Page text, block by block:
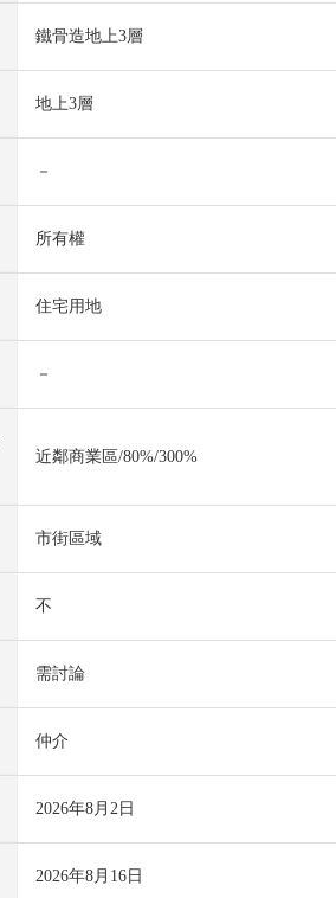
鐵骨造地上3層
地上3層
－
所有權
住宅用地
－
近鄰商業區/80%/300%
市街區域
不
需討論
仲介
2026年8月2日
2026年8月16日